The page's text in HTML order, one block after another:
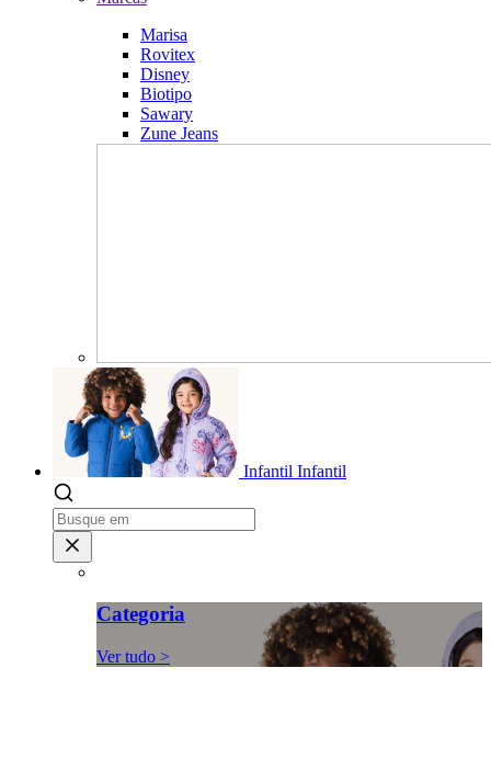
Marisa
Rovitex
Disney
Biotipo
Sawary
Zune Jeans
Infantil Infantil
Categoria
Ver tudo >